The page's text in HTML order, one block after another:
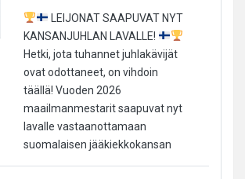
LEIJONAT SAAPUVAT NYT
KANSANJUHLAN LAVALLE!
Hetki, jota tuhannet juhlakävijät
ovat odottaneet, on vihdoin
täällä! Vuoden 2026
maailmanmestarit saapuvat nyt
lavalle vastaanottamaan
suomalaisen jääkiekkokansan